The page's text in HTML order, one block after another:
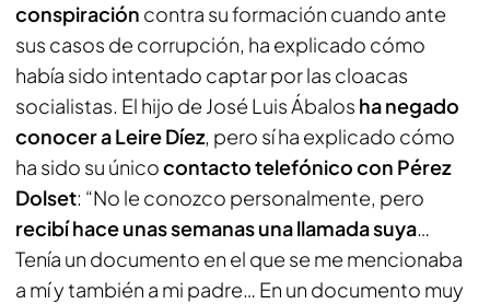
conspiración contra su formación cuando ante
sus casos de corrupción, ha explicado cómo
había sido intentado captar por las cloacas
socialistas. El hijo de José Luis Ábalos ha negado
conocer a Leire Díez, pero sí ha explicado cómo
ha sido su únicocontacto telefónico con Pérez
Dolset: “No le conozco personalmente, pero
recibí hace unas semanas una llamada suya…
Tenía un documento en el que se me mencionaba
a mí y también a mi padre… En un documento muy